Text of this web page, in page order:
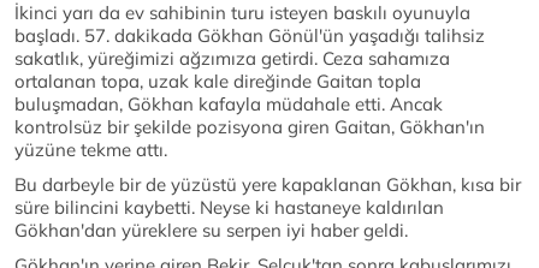
İkinci yarı da ev sahibinin turu isteyen baskılı oyunuyla
başladı. 57. dakikada Gökhan Gönül'ün yaşadığı talihsiz
sakatlık, yüreğimizi ağzımıza getirdi. Ceza sahamıza
ortalanan topa, uzak kale direğinde Gaitan topla
buluşmadan, Gökhan kafayla müdahale etti. Ancak
kontrolsüz bir şekilde pozisyona giren Gaitan, Gökhan'ın
yüzüne tekme attı.
Bu darbeyle bir de yüzüstü yere kapaklanan Gökhan, kısa bir
süre bilincini kaybetti. Neyse ki hastaneye kaldırılan
Gökhan'dan yüreklere su serpen iyi haber geldi.